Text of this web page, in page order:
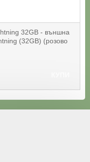
32GB - външна
(32GB) (розово